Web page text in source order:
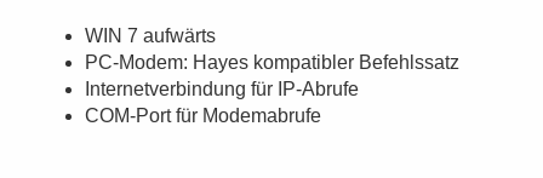
WIN 7 aufwärts
PC-Modem: Hayes kompatibler Befehlssatz
Internetverbindung für IP-Abrufe
COM-Port für Modemabrufe